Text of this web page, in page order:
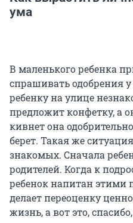
ума
В маленького ребенка
спрашивать одобрения
ребенку на улице
предложит конфетку, а
кивнет она
берет. Такая же
знакомых. Сначала
родителей. Когда к
ребенок напитан этими
делает переоценку
жизнь, а вот это,